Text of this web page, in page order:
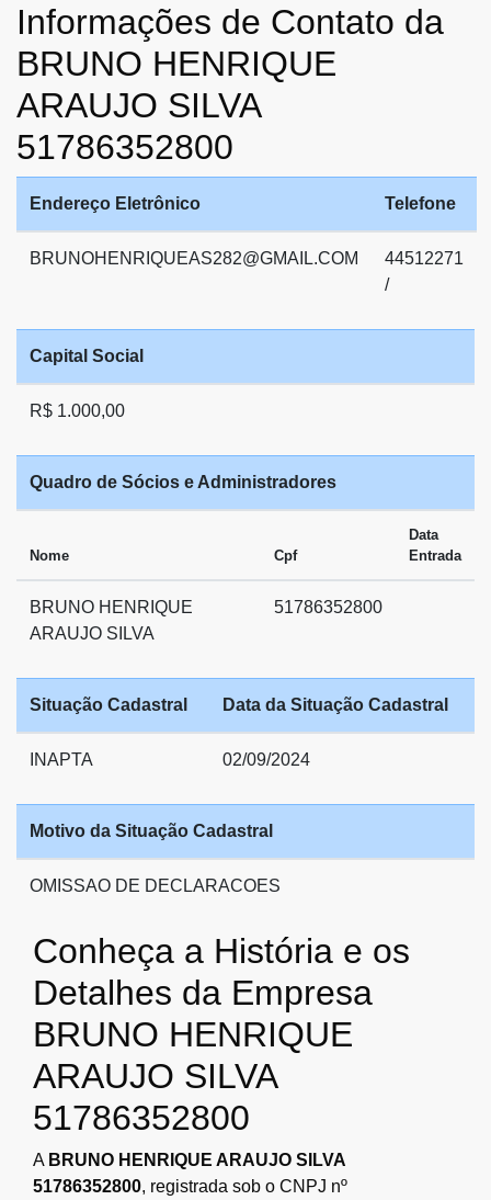
Informações de Contato da
BRUNO HENRIQUE
ARAUJO SILVA
51786352800
Endereço Eletrônico Telefone
BRUNOHENRIQUEAS282@GMAIL.COM
44512271
/
Capital Social
R$ 1.000,00
Quadro de Sócios e Administradores
Nome Cpf
Data
Entrada
BRUNO HENRIQUE
ARAUJO SILVA
51786352800
Situação Cadastral Data da Situação Cadastral
INAPTA 02/09/2024
Motivo da Situação Cadastral
OMISSAO DE DECLARACOES
Conheça a História e os
Detalhes da Empresa
BRUNO HENRIQUE
ARAUJO SILVA
51786352800
A BRUNO HENRIQUE ARAUJO SILVA
51786352800, registrada sob o CNPJ nº